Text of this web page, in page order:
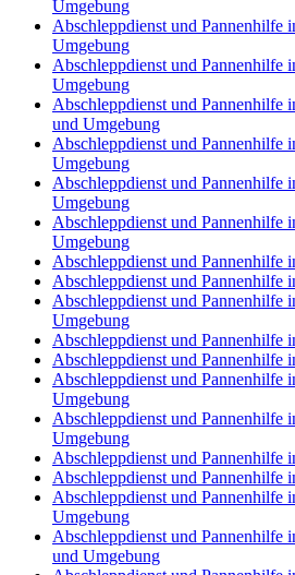
Umgebung
Abschleppdienst und Pannenhilfe
Umgebung
Abschleppdienst und Pannenhilfe
Umgebung
Abschleppdienst und Pannenhilfe
und Umgebung
Abschleppdienst und Pannenhilfe
Umgebung
Abschleppdienst und Pannenhilfe
Umgebung
Abschleppdienst und Pannenhilfe
Umgebung
Abschleppdienst und Pannenhilfe
Abschleppdienst und Pannenhilfe
Abschleppdienst und Pannenhilfe
Umgebung
Abschleppdienst und Pannenhilfe
Abschleppdienst und Pannenhilfe
Abschleppdienst und Pannenhilfe
Umgebung
Abschleppdienst und Pannenhilfe
Umgebung
Abschleppdienst und Pannenhilfe
Abschleppdienst und Pannenhilfe
Abschleppdienst und Pannenhilfe
Umgebung
Abschleppdienst und Pannenhilfe
und Umgebung